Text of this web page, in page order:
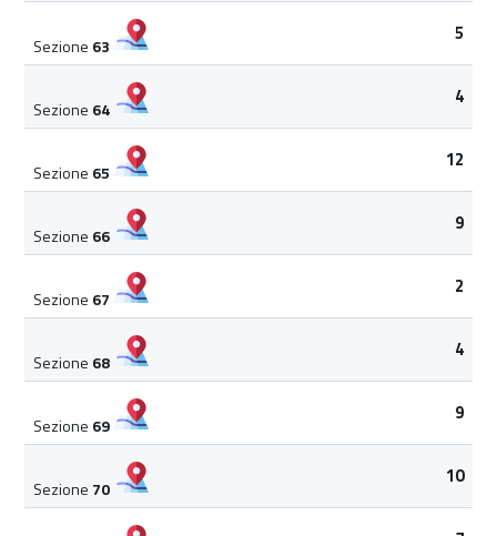
Sezione 63
5
Sezione 64
4
Sezione 65
12
Sezione 66
9
Sezione 67
2
Sezione 68
4
Sezione 69
9
Sezione 70
10